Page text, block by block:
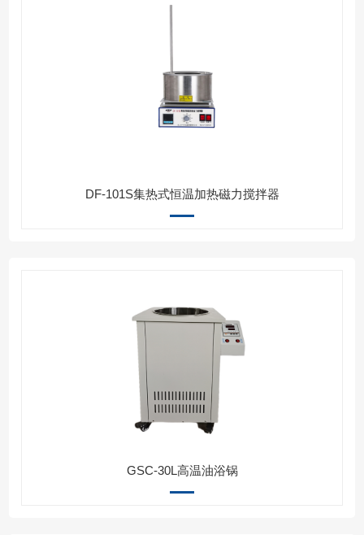
DF-101S集热式恒温加热磁力搅拌器
GSC-30L高温油浴锅